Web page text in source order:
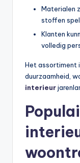
Materialen
stoffen
Klanten
volledig
Het assortiment
duurzaamheid,
interieur